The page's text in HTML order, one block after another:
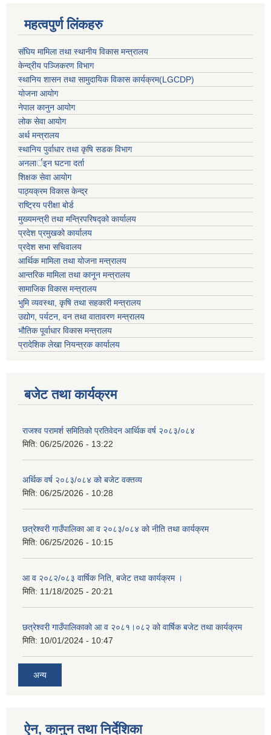
महत्वपुर्ण लिंकहरु
संघिय मामिला तथा स्थानीय विकास मन्त्रालय
केन्द्रीय पञ्जिकरण विभाग
स्थानिय शासन तथा सामुदायिक विकास कार्यक्रम(LGCDP)
योजना आयोग
नेपाल कानुन आयोग
लोक सेवा आयोग
अर्थ मन्त्रालय
स्थानिय पुर्वाधार तथा कृषि सडक विभाग
अनलार्इन घटना दर्ता
शिक्षक सेवा आयोग
पाठ्यक्रम विकास केन्द्र
राष्ट्रिय परीक्षा बोर्ड
मुख्यमन्त्री तथा मन्त्रिपरिषद्को कार्यालय
प्रदेश प्रमुखको कार्यालय
प्रदेश सभा सचिवालय
आर्थिक मामिला तथा योजना मन्त्रालय
आन्तरिक मामिला तथा कानून मन्त्रालय
सामाजिक विकास मन्त्रालय
भुमि व्यवस्था, कृषि तथा सहकारी मन्त्रालय
उद्योग, पर्यटन, वन तथा वातावरण मन्त्रालय
भौतिक पूर्वाधार विकास मन्त्रालय
प्रादेशिक लेखा नियन्त्रक कार्यालय
बजेट तथा कार्यक्रम
राजश्व परामर्श समितिको प्रतिवेदन आर्थिक वर्ष २०८३/०८४
मिति: 06/25/2026 - 13:22
अर्थिक वर्ष २०८३/०८४ को बजेट वक्तव्य
मिति: 06/25/2026 - 10:28
छत्रेश्वरी गाउँपालिका आ व २०८३/०८४ को नीति तथा कार्यक्रम
मिति: 06/25/2026 - 10:15
आ व २०८२/०८३ वार्षिक निति, बजेट तथा कार्यक्रम ।
मिति: 11/18/2025 - 20:21
छत्रेश्वरी गाउँपालिकाको आ व २०८१।०८२ को वार्षिक बजेट तथा कार्यक्रम
मिति: 10/01/2024 - 10:47
अन्य
ऐन, कानुन तथा निर्देशिका